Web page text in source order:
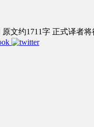
原文约1711字 正式译者将